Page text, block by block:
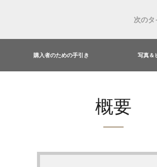
次のタ
購入者のための手引き 写真＆
概要